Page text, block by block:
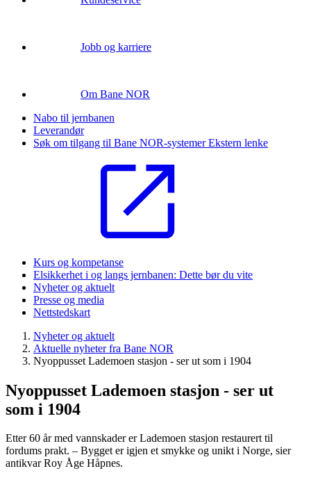
Jobb og karriere
Om Bane NOR
Nabo til jernbanen
Leverandør
Søk om tilgang til Bane NOR-systemerEkstern lenke
Kurs og kompetanse
Elsikkerhet i og langs jernbanen: Dette bør du vite
Nyheter og aktuelt
Presse og media
Nettstedskart
Nyheter og aktuelt
Aktuelle nyheter fra Bane NOR
Nyoppusset Lademoen stasjon - ser ut som i 1904
Nyoppusset Lademoen stasjon - ser ut
som i 1904
Etter 60 år med vannskader er Lademoen stasjon restaurert til
fordums prakt. – Bygget er igjen et smykke og unikt i Norge, sier
antikvar Roy Åge Håpnes.